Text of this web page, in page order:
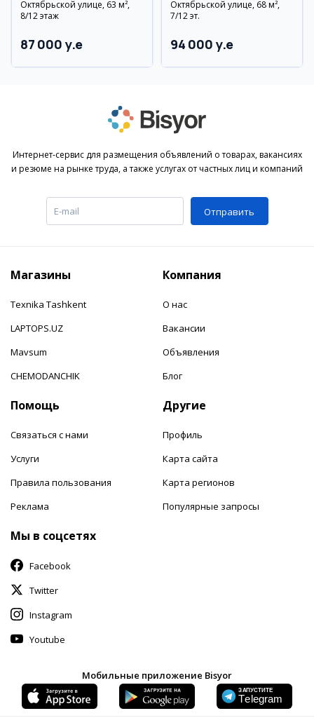
Октябрьской улице, 63 м²,
8/12 этаж
87 000 y.e
Октябрьской улице, 68 м²,
7/12 эт.
94 000 y.e
Интернет-сервис для размещения объявлений о товарах, вакансиях
и резюме на рынке труда, а также услугах от частных лиц и компаний
Отправить
Магазины
Texnika Tashkent
LAPTOPS.UZ
Mavsum
CHEMODANCHIK
Компания
О нас
Вакансии
Объявления
Блог
Помощь
Связаться с нами
Услуги
Правила пользования
Реклама
Другие
Профиль
Карта сайта
Карта регионов
Популярные запросы
Мы в соцсетях
Facebook
Twitter
Instagram
Youtube
Мобильные приложение Bisyor